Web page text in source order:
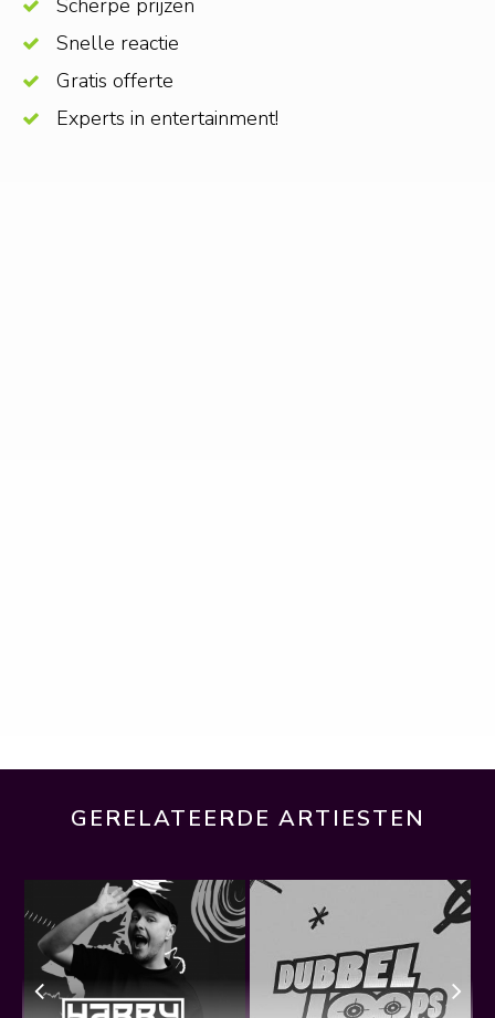
Scherpe prijzen
Snelle reactie
Gratis offerte
Experts in entertainment!
GERELATEERDE ARTIESTEN